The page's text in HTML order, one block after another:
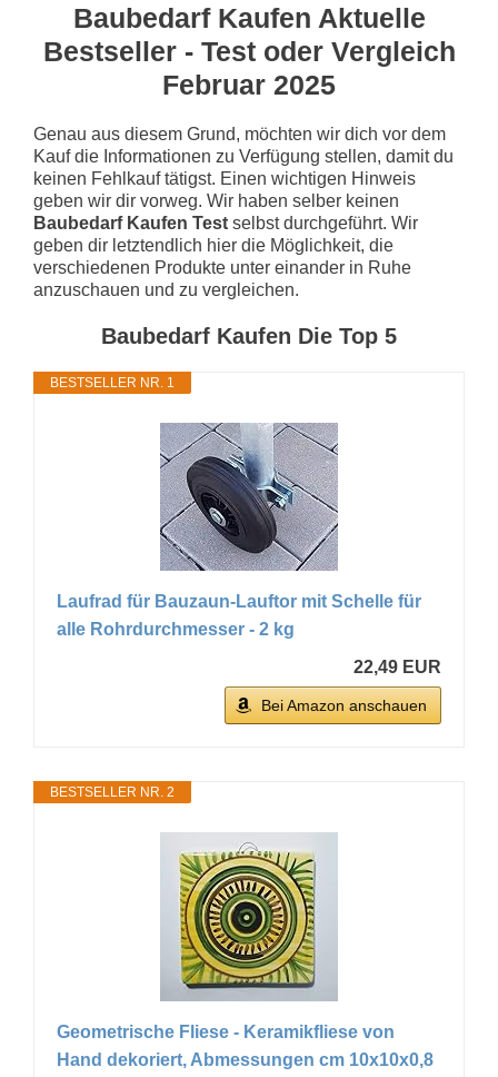
Baubedarf Kaufen Aktuelle
Bestseller - Test oder Vergleich
Februar 2025
Genau aus diesem Grund, möchten wir dich vor dem
Kauf die Informationen zu Verfügung stellen, damit du
keinen Fehlkauf tätigst. Einen wichtigen Hinweis
geben wir dir vorweg. Wir haben selber keinen
Baubedarf Kaufen Test selbst durchgeführt. Wir
geben dir letztendlich hier die Möglichkeit, die
verschiedenen Produkte unter einander in Ruhe
anzuschauen und zu vergleichen.
Baubedarf Kaufen Die Top 5
BESTSELLER NR. 1
Laufrad für Bauzaun-Lauftor mit Schelle für
alle Rohrdurchmesser - 2 kg
22,49 EUR
Bei Amazon anschauen
BESTSELLER NR. 2
Geometrische Fliese - Keramikfliese von
Hand dekoriert, Abmessungen cm 10x10x0,8